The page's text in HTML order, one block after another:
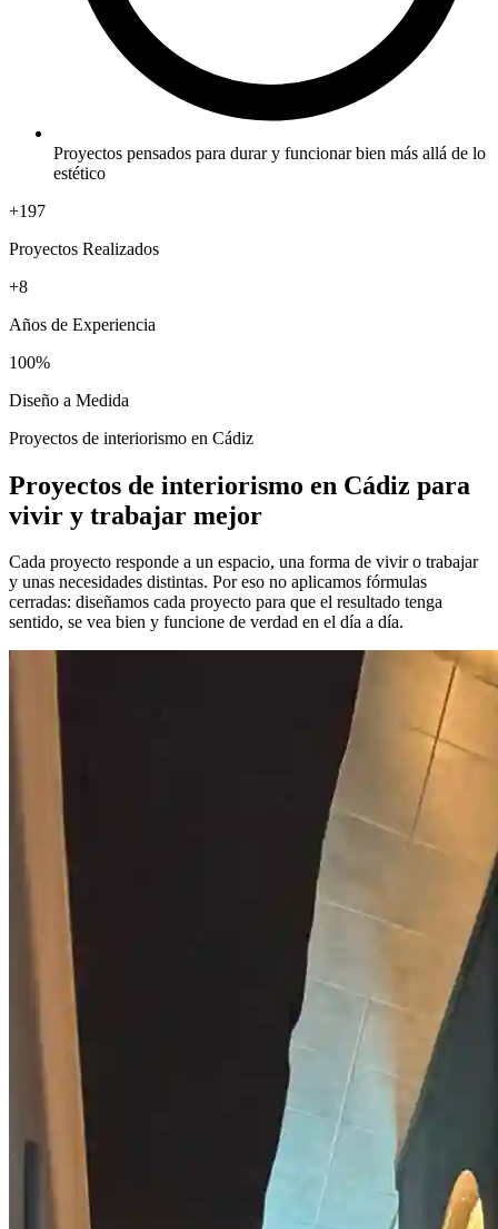
Proyectos pensados para durar y funcionar bien más allá de lo
estético
+197
Proyectos Realizados
+8
Años de Experiencia
100%
Diseño a Medida
Proyectos de interiorismo en Cádiz
Proyectos de interiorismo en Cádiz para
vivir y trabajar mejor
Cada proyecto responde a un espacio, una forma de vivir o trabajar
y unas necesidades distintas. Por eso no aplicamos fórmulas
cerradas: diseñamos cada proyecto para que el resultado tenga
sentido, se vea bien y funcione de verdad en el día a día.